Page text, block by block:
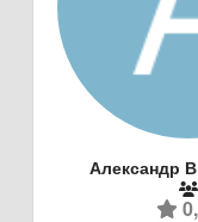
Александр